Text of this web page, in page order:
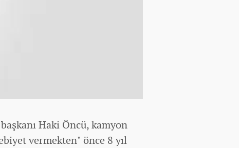
Haki Öncü, kamyon
vermekten" önce 8 yıl